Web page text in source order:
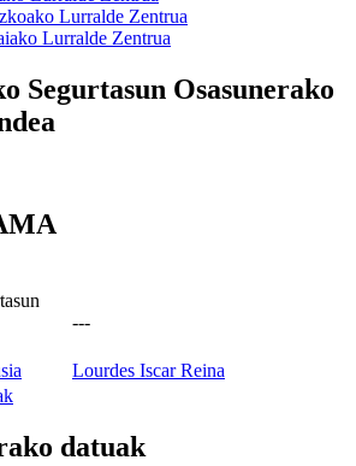
Lurralde Zentrua
Lurralde Zentrua
Segurtasun Osasunerako
---
Lourdes Iscar Reina
datuak